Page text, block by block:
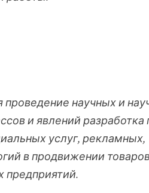
проведение научных и
и явлений разработка
услуг, рекламных,
в продвижении
предприятий.